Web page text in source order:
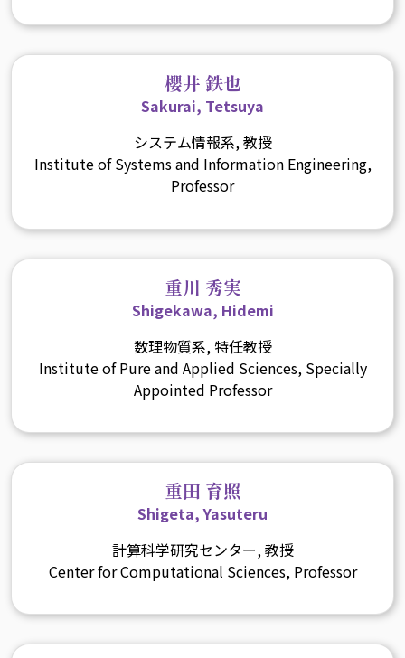
櫻井 鉄也
Sakurai, Tetsuya
システム情報系, 教授
Institute of Systems and Information Engineering,
Professor
重川 秀実
Shigekawa, Hidemi
数理物質系, 特任教授
Institute of Pure and Applied Sciences, Specially
Appointed Professor
重田 育照
Shigeta, Yasuteru
計算科学研究センター, 教授
Center for Computational Sciences, Professor